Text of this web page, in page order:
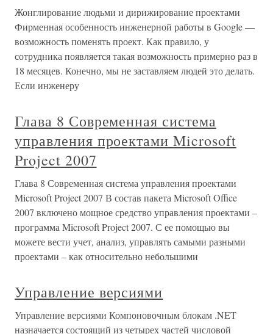
Жонглирование людьми и дирижирование проектами
Фирменная особенность инженерной работы в Google —
возможность поменять проект. Как правило, у
сотрудника появляется такая возможность примерно раз в
18 месяцев. Конечно, мы не заставляем людей это делать.
Если инженеру
Глава 8 Современная система
управления проектами Microsoft
Project 2007
Глава 8 Современная система управления проектами
Microsoft Project 2007 В состав пакета Microsoft Office
2007 включено мощное средство управления проектами –
программа Microsoft Project 2007. С ее помощью вы
можете вести учет, анализ, управлять самыми разными
проектами – как относительно небольшими
Управление версиями
Управление версиями Компоновочным блокам .NET
назначается состоящий из четырех частей числовой